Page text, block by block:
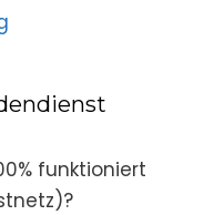
funktioniert